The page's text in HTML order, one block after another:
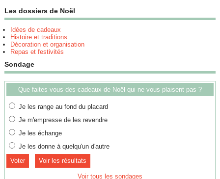
Les dossiers de Noël
Idées de cadeaux
Histoire et traditions
Décoration et organisation
Repas et festivités
Sondage
Que faites-vous des cadeaux de Noël qui ne vous plaisent pas ?
Je les range au fond du placard
Je m'empresse de les revendre
Je les échange
Je les donne à quelqu'un d'autre
Voir les résultats
Voir tous les sondages